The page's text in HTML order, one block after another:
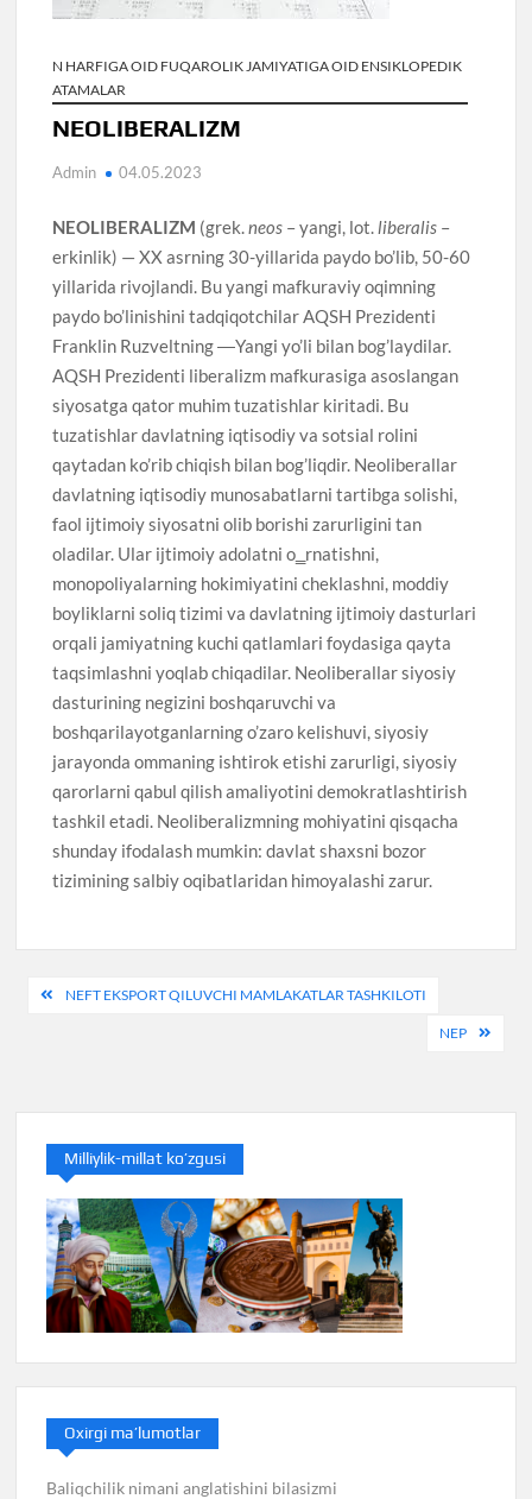
N HARFIGA OID FUQAROLIK JAMIYATIGA OID ENSIKLOPEDIK
ATAMALAR
NEOLIBERALIZM
Admin 04.05.2023
NEOLIBERALIZM (grek.neos – yangi, lot. liberalis –
erkinlik) — XX asrning 30-yillarida paydo bo’lib, 50-60
yillarida rivojlandi. Bu yangi mafkuraviy oqimning
paydo bo’linishini tadqiqotchilar AQSH Prezidenti
Franklin Ruzveltning ―Yangi yo’li bilan bog’laydilar.
AQSH Prezidenti liberalizm mafkurasiga asoslangan
siyosatga qator muhim tuzatishlar kiritadi. Bu
tuzatishlar davlatning iqtisodiy va sotsial rolini
qaytadan ko’rib chiqish bilan bog’liqdir. Neoliberallar
davlatning iqtisodiy munosabatlarni tartibga solishi,
faol ijtimoiy siyosatni olib borishi zarurligini tan
oladilar. Ular ijtimoiy adolatni o‗rnatishni,
monopoliyalarning hokimiyatini cheklashni, moddiy
boyliklarni soliq tizimi va davlatning ijtimoiy dasturlari
orqali jamiyatning kuchi qatlamlari foydasiga qayta
taqsimlashni yoqlab chiqadilar. Neoliberallar siyosiy
dasturining negizini boshqaruvchi va
boshqarilayotganlarning o’zaro kelishuvi, siyosiy
jarayonda ommaning ishtirok etishi zarurligi, siyosiy
qarorlarni qabul qilish amaliyotini demokratlashtirish
tashkil etadi. Neoliberalizmning mohiyatini qisqacha
shunday ifodalash mumkin: davlat shaxsni bozor
tizimining salbiy oqibatlaridan himoyalashi zarur.
PostNEFT EKSPORT QILUVCHI MAMLAKATLAR TASHKILOTI
NEP
Milliylik-millat ko’zgusi
Oxirgi ma’lumotlar
Baliqchilik nimani anglatishini bilasizmi